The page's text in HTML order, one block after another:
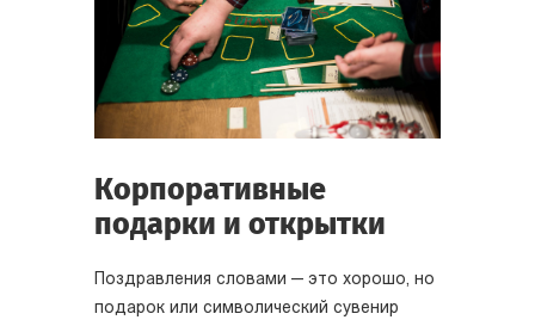
Корпоративные
подарки и открытки
Поздравления словами — это хорошо, но
подарок или символический сувенир